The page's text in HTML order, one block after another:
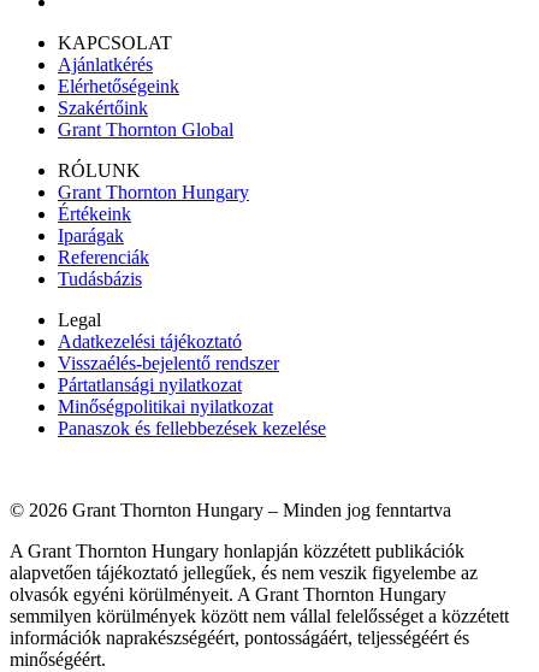
KAPCSOLAT
Ajánlatkérés
Elérhetőségeink
Szakértőink
Grant Thornton Global
RÓLUNK
Grant Thornton Hungary
Értékeink
Iparágak
Referenciák
Tudásbázis
Legal
Adatkezelési tájékoztató
Visszaélés-bejelentő rendszer
Pártatlansági nyilatkozat
Minőségpolitikai nyilatkozat
Panaszok és fellebbezések kezelése
© 2026 Grant Thornton Hungary – Minden jog fenntartva
A Grant Thornton Hungary honlapján közzétett publikációk
alapvetően tájékoztató jellegűek, és nem veszik figyelembe az
olvasók egyéni körülményeit. A Grant Thornton Hungary
semmilyen körülmények között nem vállal felelősséget a közzétett
információk naprakészségéért, pontosságáért, teljességéért és
minőségéért.